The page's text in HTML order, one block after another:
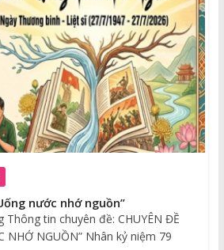
nước nhớ nguồn”
Thông tin chuyên đề: CHUYÊN ĐỀ
NHỚ NGUỒN” Nhân kỷ niệm 79